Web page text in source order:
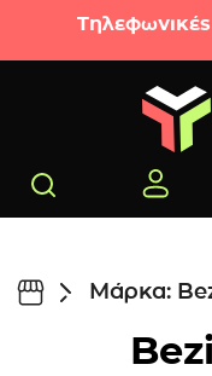
Μετάβαση στο
Μάρκα: